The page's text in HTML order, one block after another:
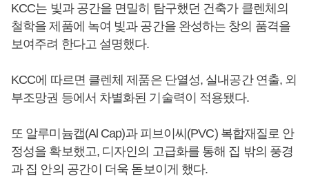
KCC는 빛과 공간을 면밀히 탐구했던 건축가 클렌체의
철학을 제품에 녹여 빛과 공간을 완성하는 창의 품격을
보여주려 한다고 설명했다.
KCC에 따르면 클렌체 제품은 단열성, 실내공간 연출, 외
부조망권 등에서 차별화된 기술력이 적용됐다.
또 알루미늄캡(Al Cap)과 피브이씨(PVC) 복합재질로 안
정성을 확보했고, 디자인의 고급화를 통해 집 밖의 풍경
과 집 안의 공간이 더욱 돋보이게 했다.